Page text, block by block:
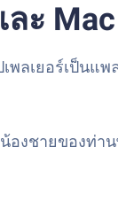
ละ Mac
ลเยอร์เป็น
ชายของท่